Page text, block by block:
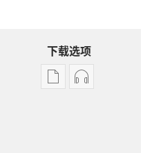
下载选项
出
音